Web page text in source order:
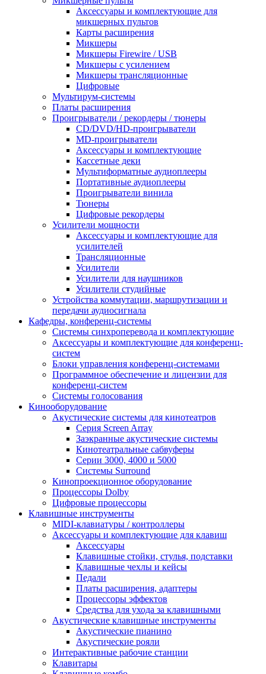
Аксессуары и комплектующие для
микшерных пультов
Карты расширения
Микшеры
Микшеры Firewire / USB
Микшеры с усилением
Микшеры трансляционные
Цифровые
Мультирум-системы
Платы расширения
Проигрыватели / рекордеры / тюнеры
CD/DVD/HD-проигрыватели
MD-проигрыватели
Аксессуары и комплектующие
Кассетные деки
Мультиформатные аудиоплееры
Портативные аудиоплееры
Проигрыватели винила
Тюнеры
Цифровые рекордеры
Усилители мощности
Аксессуары и комплектующие для
усилителей
Трансляционные
Усилители
Усилители для наушников
Усилители студийные
Устройства коммутации, маршрутизации и
передачи аудиосигнала
Кафедры, конференц-системы
Cистемы синхроперевода и комплектующие
Аксессуары и комплектующие для конференц-
систем
Блоки управления конференц-системами
Программное обеспечение и лицензии для
конференц-систем
Системы голосования
Кинооборудование
Акустические системы для кинотеатров
Cерия Screen Array
Заэкранные акустические системы
Кинотеатральные сабвуферы
Серии 3000, 4000 и 5000
Системы Surround
Кинопроекционное оборудование
Процессоры Dolby
Цифровые процессоры
Клавишные инструменты
MIDI-клавиатуры / контроллеры
Аксессуары и комплектующие для клавиш
Аксессуары
Клавишные стойки, стулья, подставки
Клавишные чехлы и кейсы
Педали
Платы расширения, адаптеры
Процессоры эффектов
Средства для ухода за клавишными
Акустические клавишные инструменты
Акустические пианино
Акустические рояли
Интерактивные рабочие станции
Клавитары